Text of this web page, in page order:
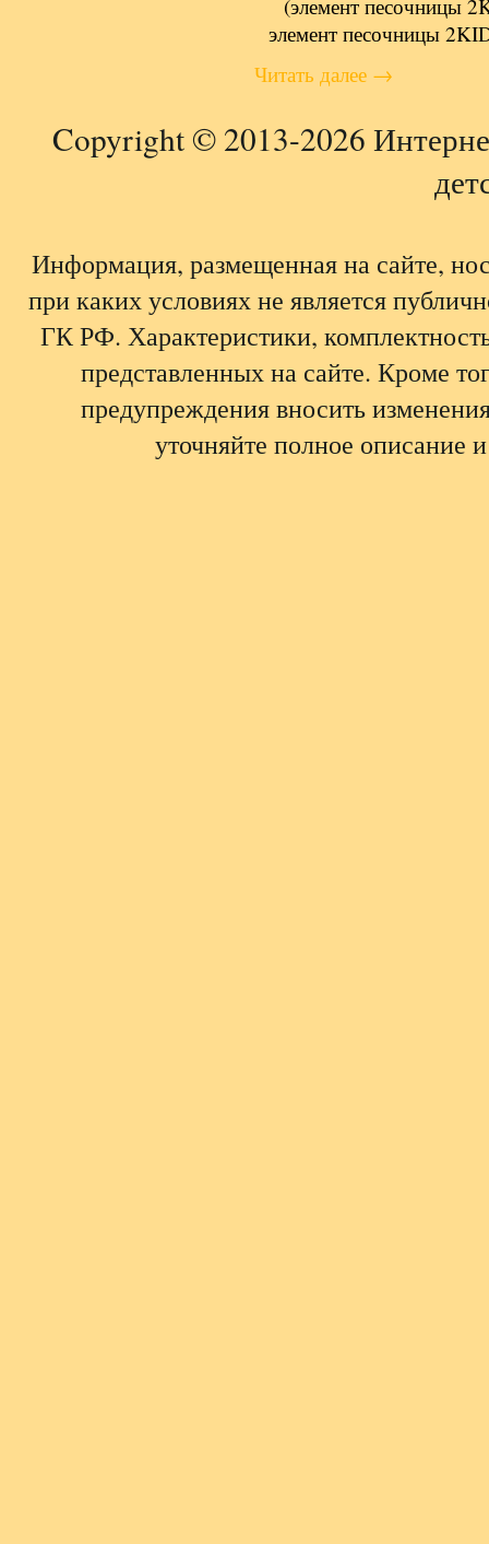
(элемент песочницы
элемент песочницы
Читать далее →
Copyright © 2013-2026
Информация, размещенная на сайте,
при каких условиях не является
ГК РФ. Характеристики,
представленных на сайте. Кроме
предупреждения вносить
уточняйте полное описание